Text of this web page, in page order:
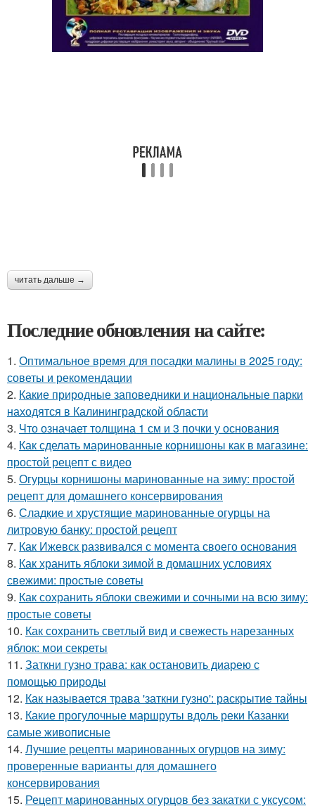
читать дальше →
Последние обновления на сайте:
1. Оптимальное время для посадки малины в 2025 году:
советы и рекомендации
2. Какие природные заповедники и национальные парки
находятся в Калининградской области
3. Что означает толщина 1 см и 3 почки у основания
4. Как сделать маринованные корнишоны как в магазине:
простой рецепт с видео
5. Огурцы корнишоны маринованные на зиму: простой
рецепт для домашнего консервирования
6. Сладкие и хрустящие маринованные огурцы на
литровую банку: простой рецепт
7. Как Ижевск развивался с момента своего основания
8. Как хранить яблоки зимой в домашних условиях
свежими: простые советы
9. Как сохранить яблоки свежими и сочными на всю зиму:
простые советы
10. Как сохранить светлый вид и свежесть нарезанных
яблок: мои секреты
11. Заткни гузно трава: как остановить диарею с
помощью природы
12. Как называется трава 'заткни гузно': раскрытие тайны
13. Какие прогулочные маршруты вдоль реки Казанки
самые живописные
14. Лучшие рецепты маринованных огурцов на зиму:
проверенные варианты для домашнего
консервирования
15. Рецепт маринованных огурцов без закатки с уксусом: